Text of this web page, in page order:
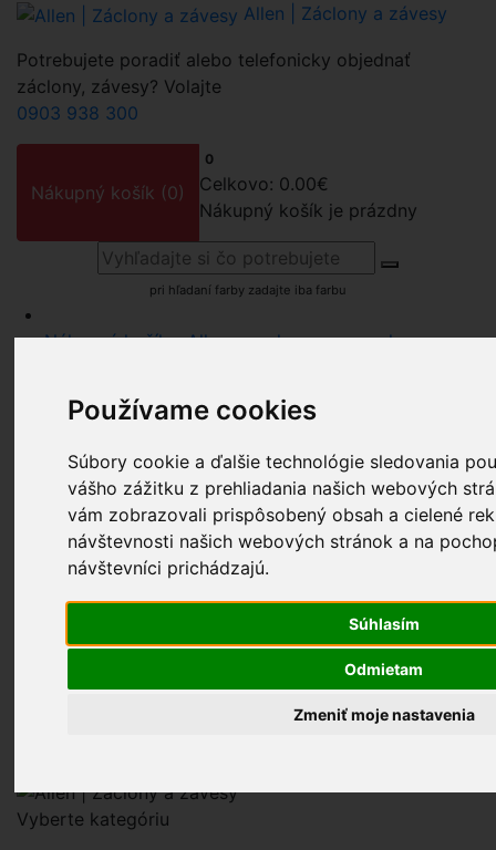
Používame cookies
Súbory cookie a ďalšie technológie sledovania
vášho zážitku z prehliadania našich webových
vám zobrazovali prispôsobený obsah a cielené
návštevnosti našich webových stránok a na
návštevníci prichádzajú.
Súhlasím
Odmietam
Zmeniť moje nastavenia
Allen | Záclony a závesy
Potrebujete poradiť alebo telefonicky objednať
záclony, závesy? Volajte
0903 938 300
Nákupný košík (0)
0
Celkovo: 0.00€
Nákupný košík je prázdny
pri hľadaní farby zadajte iba farbu
Nákupný košík - Allen - zaclony zavesy.sk
Záclony a závesy za bezkonkurenčné ceny - Allen
Allen,s.r.o.
Obchodné podmienky e-shopu záclony závesy, Allen
Súhlas so spracovaním osobných údajov Allen s.r.o.
Cookies Allen, s.r.o.
Reklamácie Allen +421903938300
Užívateľ - Allen,s.r.o. - www.zaclonyzavesy.sk
Vyberte kategóriu